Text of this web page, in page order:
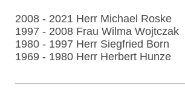
2008 - 2021 Herr Michael Roske
1997 - 2008 Frau Wilma Wojtczak
1980 - 1997 Herr Siegfried Born
1969 - 1980 Herr Herbert Hunze